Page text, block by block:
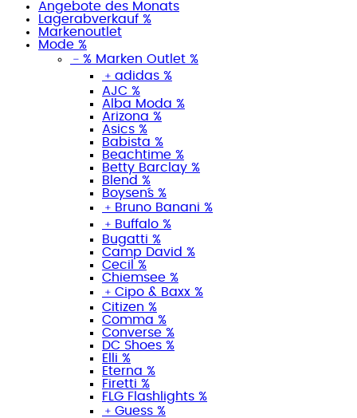
Angebote des Monats
Lagerabverkauf %
Markenoutlet
Mode %
﹣ % Marken Outlet %
﹢ adidas %
AJC %
Alba Moda %
Arizona %
Asics %
Babista %
Beachtime %
Betty Barclay %
Blend %
Boysen´s %
﹢ Bruno Banani %
﹢ Buffalo %
Bugatti %
Camp David %
Cecil %
Chiemsee %
﹢ Cipo & Baxx %
Citizen %
Comma %
Converse %
DC Shoes %
Elli %
Eterna %
Firetti %
FLG Flashlights %
﹢ Guess %